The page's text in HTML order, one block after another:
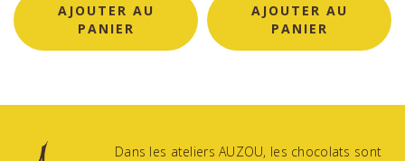
AJOUTER AU
PANIER
AJOUTER AU
PANIER
Dans les ateliers AUZOU, les chocolats sont